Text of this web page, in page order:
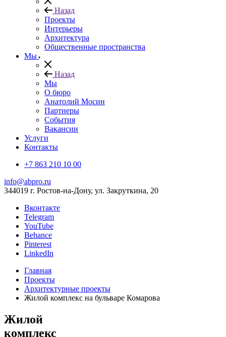
Назад
Проекты
Интерьеры
Архитектура
Общественные пространства
Мы
Назад
Мы
О бюро
Анатолий Мосин
Партнеры
События
Вакансии
Услуги
Контакты
+7 863 210 10 00
info@abpro.ru
344019 г. Ростов-на-Дону, ул. Закруткина, 20
Вконтакте
Telegram
YouTube
Behance
Pinterest
LinkedIn
Главная
Проекты
Архитектурные проекты
Жилой комплекс на бульваре Комарова
Жилой
комплекс